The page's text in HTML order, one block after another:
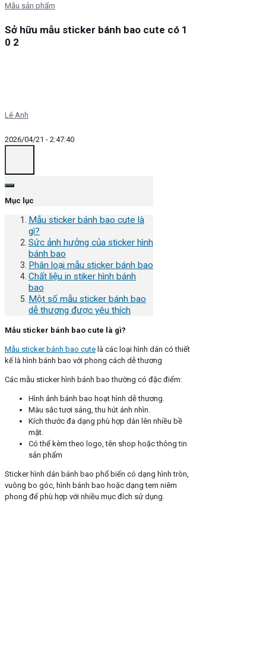
Mẫu sản phẩm
Sở hữu mẫu sticker bánh bao cute có 1
0 2
Lê Anh
2026/04/21 - 2:47:40
Mục lục
Mẫu sticker bánh bao cute là
gì?
Sức ảnh hưởng của sticker hình
bánh bao
Phân loại mẫu sticker bánh bao
Chất liệu in stiker hình bánh
bao
Một số mẫu sticker bánh bao
dễ thương được yêu thích
Mẫu sticker bánh bao cute là gì?
Mẫu sticker bánh bao cute là các loại hình dán có thiết
kế là hình bánh bao với phong cách dễ thương
Các mẫu sticker hình bánh bao thường có đặc điểm:
Hình ảnh bánh bao hoạt hình dễ thương.
Màu sắc tươi sáng, thu hút ánh nhìn.
Kích thước đa dạng phù hợp dán lên nhiều bề
mặt.
Có thể kèm theo logo, tên shop hoặc thông tin
sản phẩm
Sticker hình dán bánh bao phổ biến có dạng hình tròn,
vuông bo góc, hình bánh bao hoặc dạng tem niêm
phong để phù hợp với nhiều mục đích sử dụng.